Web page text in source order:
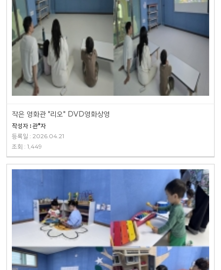
작은 영화관 "리오" DVD영화상영
작성자 : 관*자
등록일 : 2026.04.21
조회 : 1,449